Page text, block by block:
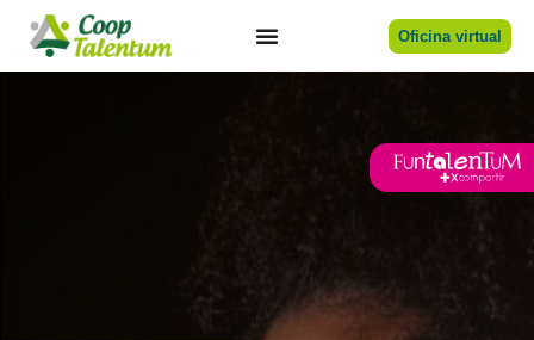
Oficina virtual